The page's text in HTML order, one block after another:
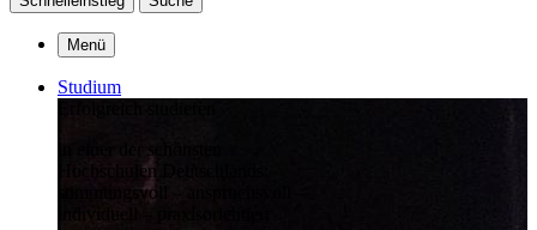
Menü
Studium
in einer der schönsten
Hochschulen Deutschlands:
stimmungsvoll – anspruchsvoll –
individuell – praxisorientiert